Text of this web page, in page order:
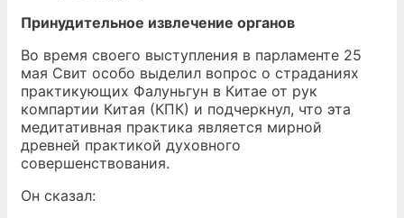
Принудительное извлечение органов
Во время своего выступления в парламенте 25
мая Свит особо выделил вопрос о страданиях
практикующих Фалуньгун в Китае от рук
компартии Китая (КПК) и подчеркнул, что эта
медитативная практика является мирной
древней практикой духовного
совершенствования.
Он сказал: